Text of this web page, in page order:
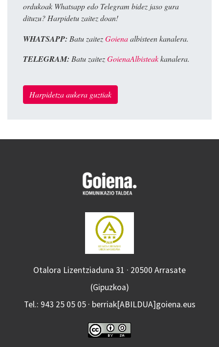
ordukoak Whatsapp edo Telegram bidez jaso gura
dituzu? Harpidetu zaitez doan!
WHATSAPP: Batu zaitezGoienaalbisteen kanalera.
TELEGRAM: Batu zaitezGoienaAlbisteakkanalera.
Harpidetza aukera guztiak
Otalora Lizentziaduna 31 · 20500 Arrasate
(Gipuzkoa)
Tel.: 943 25 05 05 · berriak[ABILDUA]goiena.eus